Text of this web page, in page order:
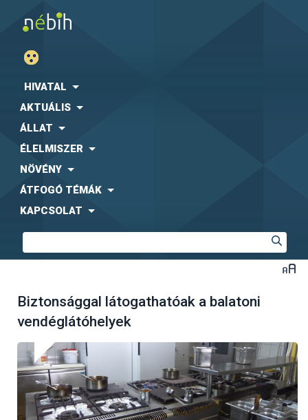
HIVATAL
AKTUÁLIS
ÁLLAT
ÉLELMISZER
NÖVÉNY
ÁTFOGÓ TÉMÁK
KAPCSOLAT
Biztonsággal látogathatóak a balatoni
vendéglátóhelyek